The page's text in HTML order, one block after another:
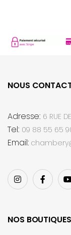
NOUS
Adresse: 6 RUE
Tel: 09 88 55 65
Email:
NOS BOUTIQUES